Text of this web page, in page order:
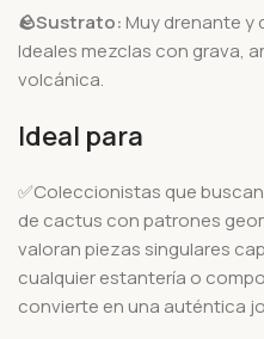
🪨Sustrato: Muy drenante y
Ideales mezclas con grava,
volcánica.
Ideal para
✅Coleccionistas que
de cactus con patrones
valoran piezas singulares
cualquier estantería o
convierte en una auténtica